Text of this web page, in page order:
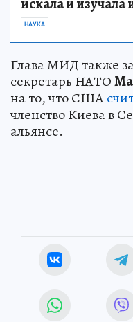
искала и
НАУКА
Глава МИД также
секретарь НАТО
на то, что США
членство Киева в
альянсе.